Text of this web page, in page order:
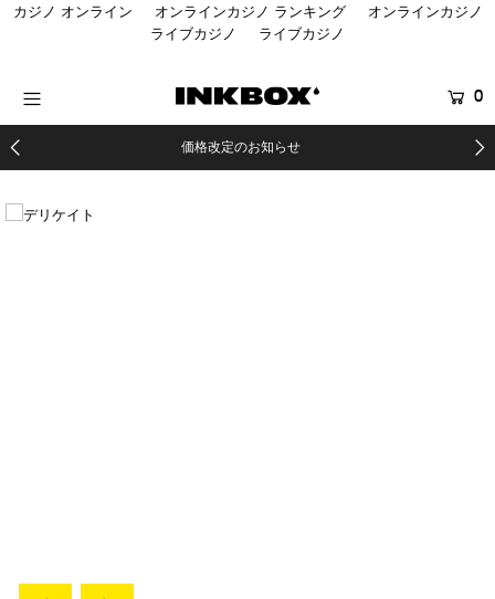
カジノ オンライン オンラインカジノ ランキング
オンラインカジノ
ライブカジノ
ライブカジノ
0
価格改定のお知らせ
HOME
商品を探す
コラボ商品
イベント